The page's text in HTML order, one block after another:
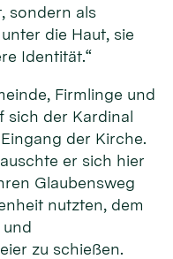
sondern als
die Haut, sie
Identität.“
Firmlinge und
sich der Kardinal
der Kirche.
er sich hier
Glaubensweg
nutzten, dem
zu schießen.